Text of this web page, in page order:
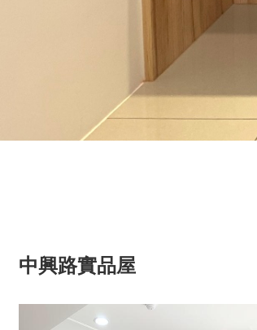
中興路實品屋